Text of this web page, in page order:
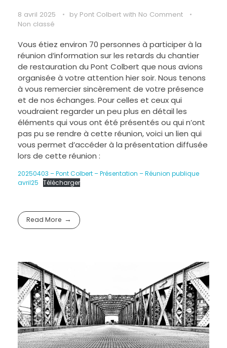
8 avril 2025 by Pont Colbert with No Comment
Non classé
Vous étiez environ 70 personnes à participer à la
réunion d’information sur les retards du chantier
de restauration du Pont Colbert que nous avions
organisée à votre attention hier soir. Nous tenons
à vous remercier sincèrement de votre présence
et de nos échanges. Pour celles et ceux qui
voudraient regarder un peu plus en détail les
éléments qui vous ont été présentés ou qui n’ont
pas pu se rendre à cette réunion, voici un lien qui
vous permet d’accéder à la présentation diffusée
lors de cette réunion :
20250403 – Pont Colbert – Présentation – Réunion publique
avril25 Télécharger
Read More